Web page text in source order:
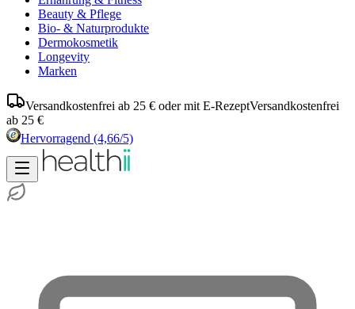
Beauty & Pflege
Bio- & Naturprodukte
Dermokosmetik
Longevity
Marken
Versandkostenfrei ab 25 € oder mit E-RezeptVersandkostenfrei
ab 25 €
Hervorragend (4,66/5)